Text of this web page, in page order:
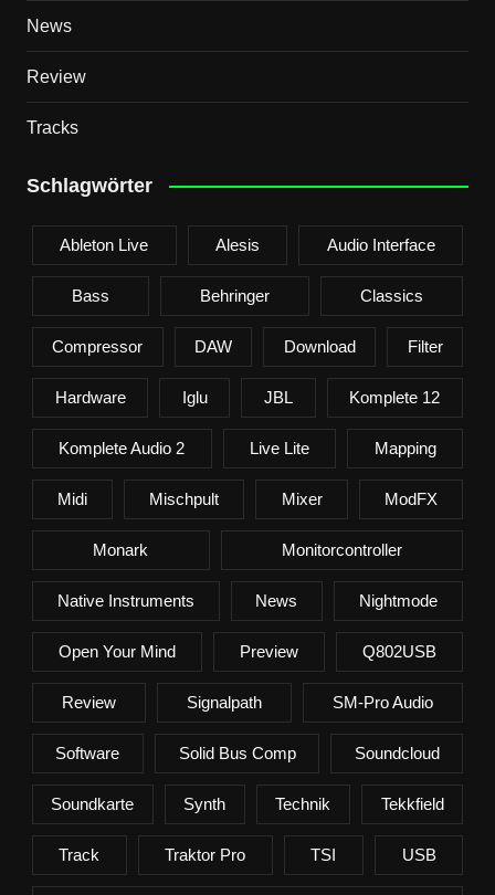
News
Review
Tracks
Schlagwörter
Ableton Live Alesis Audio Interface
Bass Behringer Classics
Compressor DAW Download Filter
Hardware Iglu JBL Komplete 12
Komplete Audio 2 Live Lite Mapping
Midi Mischpult Mixer ModFX
Monark Monitorcontroller
Native Instruments News Nightmode
Open Your Mind Preview Q802USB
Review Signalpath SM-Pro Audio
Software Solid Bus Comp Soundcloud
Soundkarte Synth Technik Tekkfield
Track Traktor Pro TSI USB